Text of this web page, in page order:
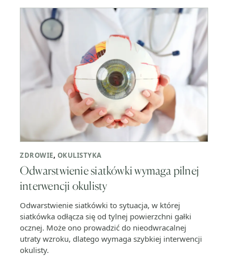
ZDROWIE, OKULISTYKA
Odwarstwienie siatkówki wymaga pilnej
interwencji okulisty
Odwarstwienie siatkówki to sytuacja, w której
siatkówka odłącza się od tylnej powierzchni gałki
ocznej. Może ono prowadzić do nieodwracalnej
utraty wzroku, dlatego wymaga szybkiej interwencji
okulisty.